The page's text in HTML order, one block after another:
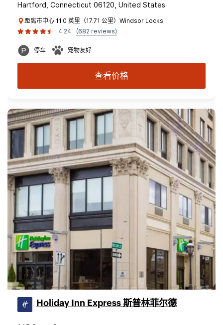
Hartford, Connecticut 06120, United States
距离市中心 11.0 英里（17.71 公里）Windsor Locks
4.24
(682 reviews)
停车 宠物友好
查看价格
Holiday Inn Express 斯普林菲尔德